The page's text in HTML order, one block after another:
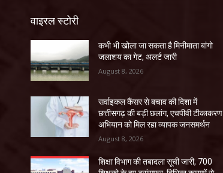
वाइरल स्टोरी
कभी भी खोला जा सकता है मिनीमाता बांगो
जलाशय का गेट, अलर्ट जारी
August 8, 2026
सर्वाइकल कैंसर से बचाव की दिशा में
छत्तीसगढ़ की बड़ी छलांग, एचपीवी टीकाकरण
अभियान को मिल रहा व्यापक जनसमर्थन
August 8, 2026
शिक्षा विभाग की तबादला सूची जारी, 700